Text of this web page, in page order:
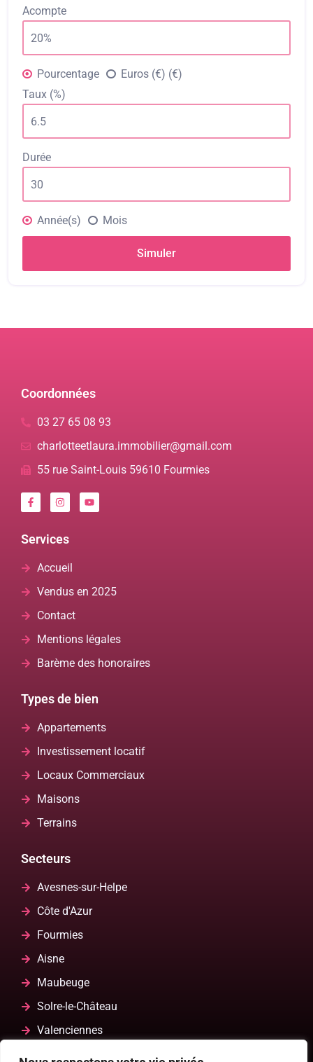
Acompte
Pourcentage
Euros (€) (€)
Taux (%)
Durée
Année(s) Mois
Simuler
Coordonnées
03 27 65 08 93
charlotteetlaura.immobilier@gmail.com
55 rue Saint-Louis 59610 Fourmies
Services
Accueil
Vendus en 2025
Contact
Mentions légales
Barème des honoraires
Types de bien
Appartements
Investissement locatif
Locaux Commerciaux
Maisons
Terrains
Secteurs
Avesnes-sur-Helpe
Côte d'Azur
Fourmies
Aisne
Maubeuge
Solre-le-Château
Valenciennes